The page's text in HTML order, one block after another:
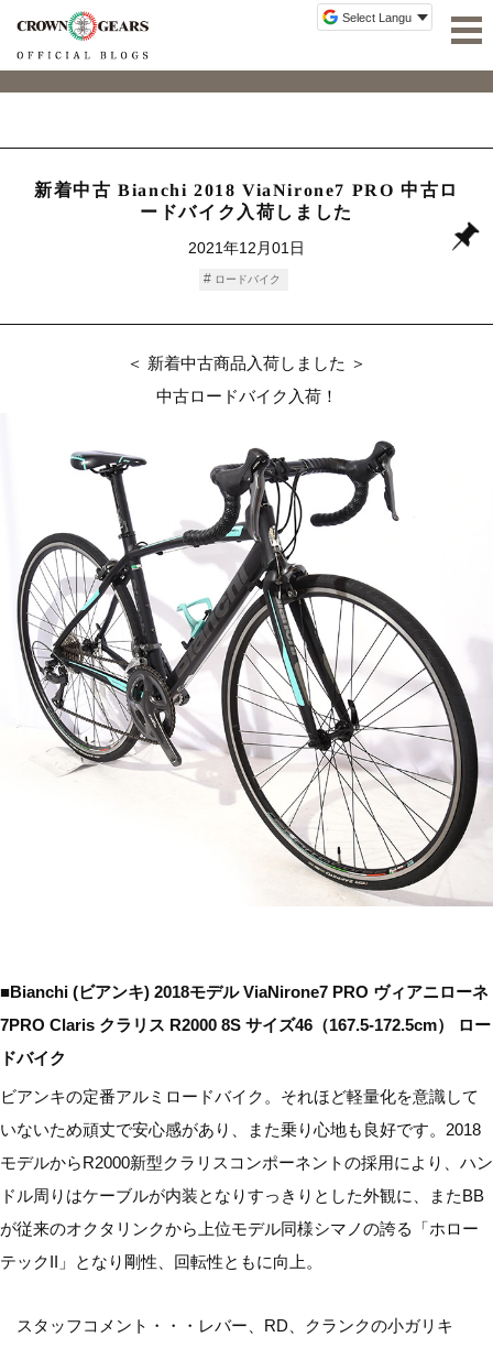
新着中古 Bianchi 2018 ViaNirone7 PRO 中古ロ
ードバイク入荷しました
2021年12月01日
ロードバイク
＜ 新着中古商品入荷しました ＞
中古ロードバイク入荷！
■Bianchi (ビアンキ) 2018モデル ViaNirone7 PRO ヴィアニローネ
7PRO Claris クラリス R2000 8S サイズ46（167.5-172.5cm） ロー
ドバイク
ビアンキの定番アルミロードバイク。それほど軽量化を意識して
いないため頑丈で安心感があり、また乗り心地も良好です。2018
モデルからR2000新型クラリスコンポーネントの採用により、ハン
ドル周りはケーブルが内装となりすっきりとした外観に、またBB
が従来のオクタリンクから上位モデル同様シマノの誇る「ホロー
テックII」となり剛性、回転性ともに向上。
スタッフコメント・・・レバー、RD、クランクの小ガリキ